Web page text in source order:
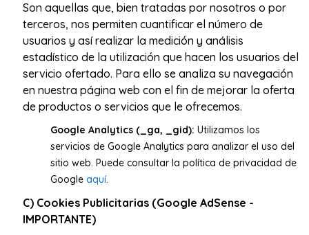
Son aquellas que, bien tratadas por nosotros o por
terceros, nos permiten cuantificar el número de
usuarios y así realizar la medición y análisis
estadístico de la utilización que hacen los usuarios del
servicio ofertado. Para ello se analiza su navegación
en nuestra página web con el fin de mejorar la oferta
de productos o servicios que le ofrecemos.
Google Analytics (_ga, _gid): Utilizamos los
servicios de Google Analytics para analizar el uso del
sitio web. Puede consultar la política de privacidad de
Google aquí.
C) Cookies Publicitarias (Google AdSense -
IMPORTANTE)